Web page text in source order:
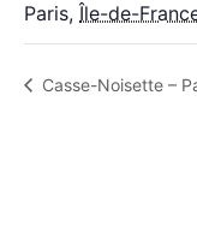
Paris, Île-de-
Casse-Noisette –